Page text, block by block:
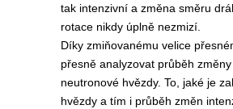
tak intenzivní a změna směru
rotace nikdy úplně nezmizí.
Díky zmiňovanému velice
přesně analyzovat průběh
neutronové hvězdy. To, jaké je
hvězdy a tím i průběh změn